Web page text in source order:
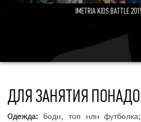
IMETRIA KIDS BATTLE
ДЛЯ ЗАНЯТИЯ
Одежда: боди, топ или